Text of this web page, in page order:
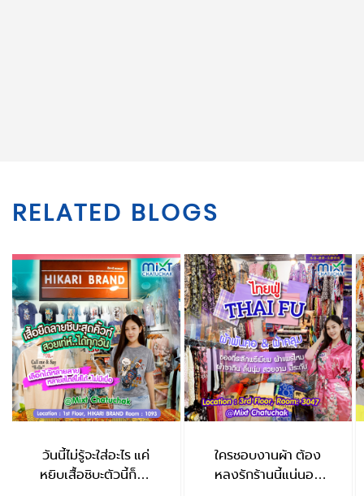
RELATED BLOGS
วันนี้ไม่รู้จะใส่อะไร แค่
หยิบเสื้อชิบะตัวนี้ก็จบ
ใครชอบงานผ้า ต้อง
หลงรักร้านนี้แน่นอน